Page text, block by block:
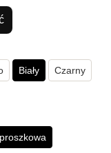
Biały Czarny